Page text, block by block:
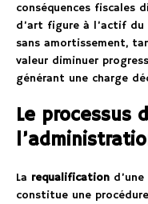
conséquences fiscales
d’art figure à l’actif du
sans amortissement,
valeur diminuer
générant une charge
Le processus
La requalification
constitue une